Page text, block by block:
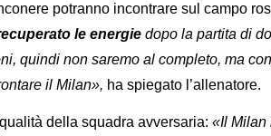
potranno incontrare sul campo
le energie dopo la partita di
quindi non saremo al completo, ma
il Milan», ha spiegato l’allenatore.
della squadra avversaria: «Il Milan